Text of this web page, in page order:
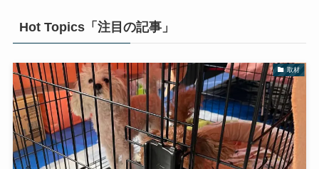
Hot Topics「注目の記事」
取材